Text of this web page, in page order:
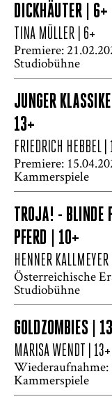
DICKHÄUTER | 6+
TINA MÜLLER | 6+
Premiere:
Studiobühne
JUNGER
13+
FRIEDRICH HEBBEL
Premiere:
Kammerspiele
TROJA! - BLINDE
PFERD | 10+
HENNER KALLMEYER
Österreichische
Studiobühne
GOLDZOMBIES |
MARISA WENDT
| 13+
Wiederaufnahme:
Kammerspiele